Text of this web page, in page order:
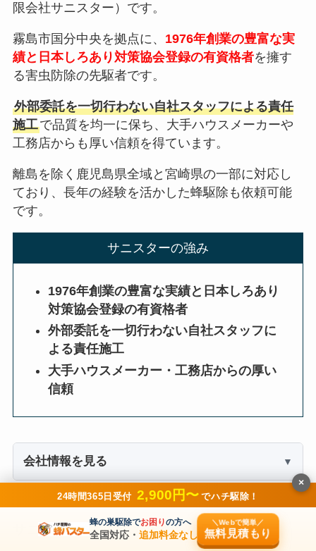
限会社サニスター）です。
霧島市国分中央を拠点に、 1976年創業の豊富な実
績と日本しろあり対策協会登録の有資格者を擁す
る害虫防除の先駆者です。
外部委託を一切行わない自社スタッフによる責任
施工で品質を均一に保ち、大手ハウスメーカーや
工務店からも厚い信頼を得ています。
離島を除く鹿児島県全域と宮崎県の一部に対応し
ており、長年の経験を活かした蜂駆除も依頼可能
です。
サニスターの強み
1976年創業の豊富な実績と日本しろあり
対策協会登録の有資格者
外部委託を一切行わない自社スタッフに
よる責任施工
大手ハウスメーカー・工務店からの厚い
信頼
会社情報を見る
サニスターを利用した方からの口コミ
24時間365日受付 2,900円〜 でハチ駆除！
蜂の巣駆除でお困りの方へ
全国対応・追加料金なし
＼Webで簡単／
無料見積もり
×